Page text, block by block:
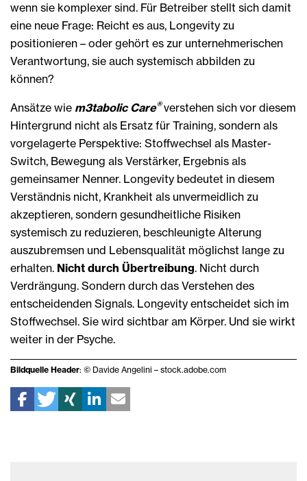
wenn sie komplexer sind. Für Betreiber stellt sich damit
eine neue Frage: Reicht es aus, Longevity zu
positionieren – oder gehört es zur unternehmerischen
Verantwortung, sie auch systemisch abbilden zu
können?
Ansätze wie m3tabolic Care® verstehen sich vor diesem
Hintergrund nicht als Ersatz für Training, sondern als
vorgelagerte Perspektive: Stoffwechsel als Master-
Switch, Bewegung als Verstärker, Ergebnis als
gemeinsamer Nenner. Longevity bedeutet in diesem
Verständnis nicht, Krankheit als unvermeidlich zu
akzeptieren, sondern gesundheitliche Risiken
systemisch zu reduzieren, beschleunigte Alterung
auszubremsen und Lebensqualität möglichst lange zu
erhalten. Nicht durch Übertreibung. Nicht durch
Verdrängung. Sondern durch das Verstehen des
entscheidenden Signals. Longevity entscheidet sich im
Stoffwechsel. Sie wird sichtbar am Körper. Und sie wirkt
weiter in der Psyche.
Bildquelle Header: © Davide Angelini – stock.adobe.com